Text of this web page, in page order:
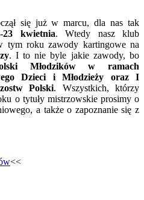
się już w marcu, dla nas tak
23 kwietnia. Wtedy nasz klub
tym roku zawody kartingowe na
. I to nie byle jakie zawody, bo
Młodzików w ramach
Dzieci i Młodzieży oraz I
Polski. Wszystkich, którzy
o tytuły mistrzowskie prosimy o
a także o zapoznanie się z
<<